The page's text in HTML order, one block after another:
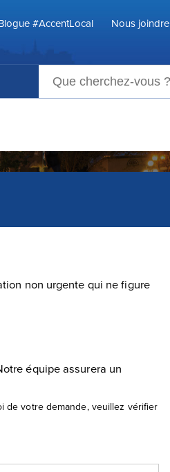
#AccentLocal Nous joindre
non urgente qui ne figure
équipe assurera un
de votre demande, veuillez vérifier